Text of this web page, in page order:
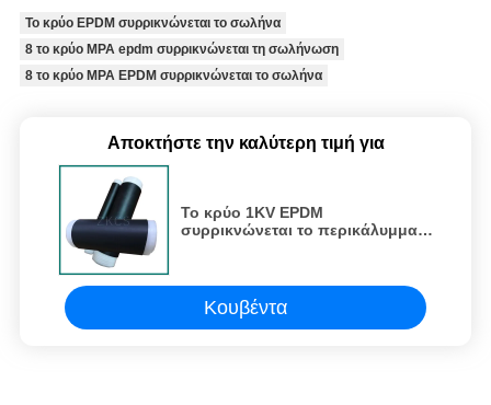
Το κρύο EPDM συρρικνώνεται το σωλήνα
8 το κρύο MPA epdm συρρικνώνεται τη σωλήνωση
8 το κρύο MPA EPDM συρρικνώνεται το σωλήνα
Αποκτήστε την καλύτερη τιμή για
Το κρύο 1KV EPDM
συρρικνώνεται το περικάλυμμα,
Κουβέντα